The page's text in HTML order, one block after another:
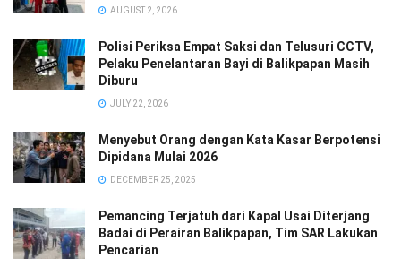
AUGUST 2, 2026
Polisi Periksa Empat Saksi dan Telusuri CCTV,
Pelaku Penelantaran Bayi di Balikpapan Masih
Diburu
JULY 22, 2026
Menyebut Orang dengan Kata Kasar Berpotensi
Dipidana Mulai 2026
DECEMBER 25, 2025
Pemancing Terjatuh dari Kapal Usai Diterjang
Badai di Perairan Balikpapan, Tim SAR Lakukan
Pencarian